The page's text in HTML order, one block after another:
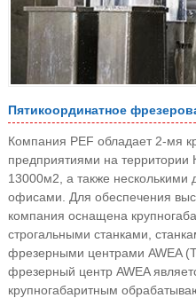
Пятикоординатное
Компания PEF обладает 2-мя
предприятиями на
13000м2, а также
офисами. Для обеспечения
компания оснащена
строгальными станками,
фрезерными центрами AWEA
фрезерный центр AWEA
крупногабаритным